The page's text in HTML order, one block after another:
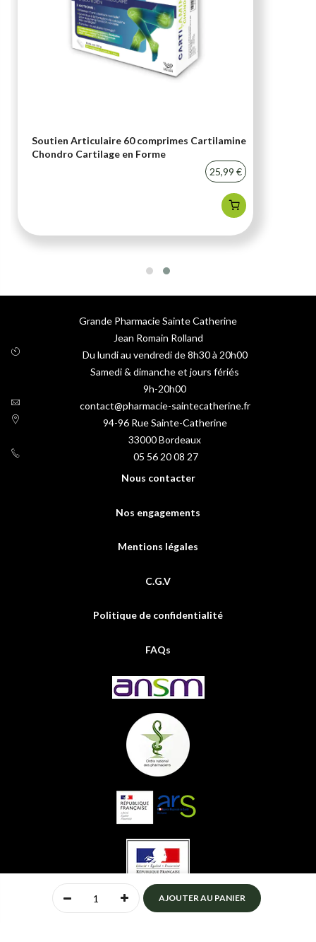
Soutien Articulaire 60 comprimes Cartilamine
Chondro Cartilage en Forme
25,99 €
Grande Pharmacie Sainte Catherine
Jean Romain Rolland
Du lundi au vendredi de 8h30 à 20h00
Samedi & dimanche et jours fériés
9h-20h00
contact@pharmacie-saintecatherine.fr
94-96 Rue Sainte-Catherine
33000Bordeaux
05 56 20 08 27
Nous contacter
Nos engagements
Mentions légales
C.G.V
Politique de confidentialité
FAQs
Compte Mon panier
AJOUTER AU PANIER